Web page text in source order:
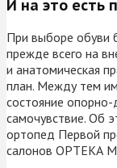
И на это есть
При выборе обуви
прежде всего на
и анатомическая
план. Между тем
состояние опорно-
самочувствие. Об
ортопед Первой
салонов ОРТЕКА